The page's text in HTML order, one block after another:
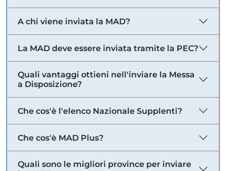
A chi viene inviata la MAD?
La MAD deve essere inviata tramite la PEC?
Quali vantaggi ottieni nell'inviare la Messa
a Disposizione?
Che cos'è l'elenco Nazionale Supplenti?
Che cos'è MAD Plus?
Quali sono le migliori province per inviare